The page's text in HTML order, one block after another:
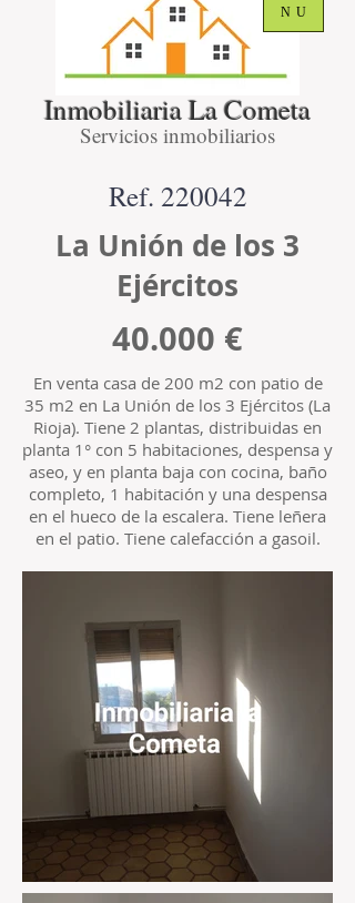
Inmobiliaria La Cometa
Servicios inmobiliarios
NU
Ref. 220042
La Unión de los 3
Ejércitos
40.000 €
En venta casa de 200 m2 con patio de
35 m2 en La Unión de los 3 Ejércitos (La
Rioja). Tiene 2 plantas, distribuidas en
planta 1° con 5 habitaciones, despensa y
aseo, y en planta baja con cocina, baño
completo, 1 habitación y una despensa
en el hueco de la escalera. Tiene leñera
en el patio. Tiene calefacción a gasoil.